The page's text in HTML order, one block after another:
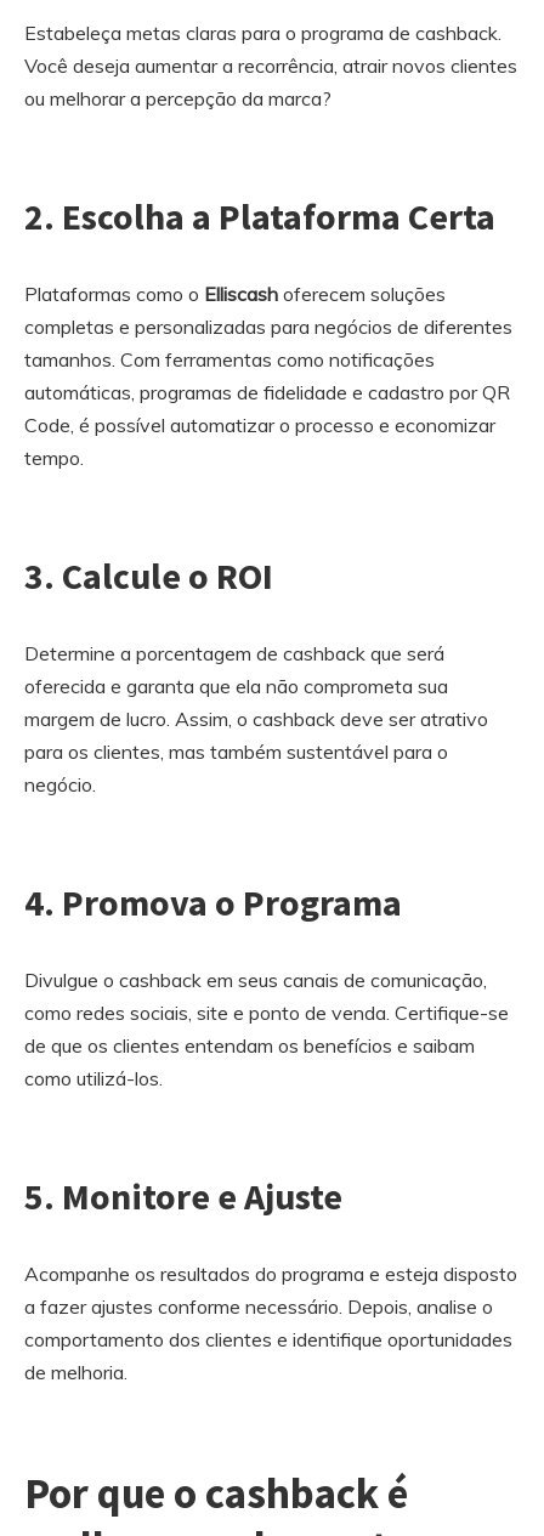
Estabeleça metas claras para o programa de cashback.
Você deseja aumentar a recorrência, atrair novos clientes
ou melhorar a percepção da marca?
2. Escolha a Plataforma Certa
Plataformas como o Elliscash oferecem soluções
completas e personalizadas para negócios de diferentes
tamanhos. Com ferramentas como notificações
automáticas, programas de fidelidade e cadastro por QR
Code, é possível automatizar o processo e economizar
tempo.
3. Calcule o ROI
Determine a porcentagem de cashback que será
oferecida e garanta que ela não comprometa sua
margem de lucro. Assim, o cashback deve ser atrativo
para os clientes, mas também sustentável para o
negócio.
4. Promova o Programa
Divulgue o cashback em seus canais de comunicação,
como redes sociais, site e ponto de venda. Certifique-se
de que os clientes entendam os benefícios e saibam
como utilizá-los.
5. Monitore e Ajuste
Acompanhe os resultados do programa e esteja disposto
a fazer ajustes conforme necessário. Depois, analise o
comportamento dos clientes e identifique oportunidades
de melhoria.
Por que o cashback é